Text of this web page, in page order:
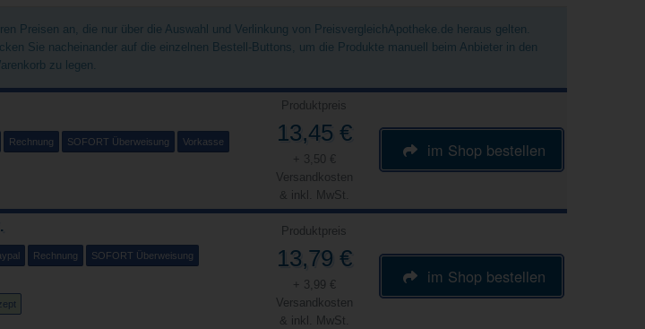
Preisen an, die nur über die Auswahl und Verlinkung von PreisvergleichApotheke.de heraus gelten.
Sie nacheinander auf die einzelnen Bestell-Buttons, um die Produkte manuell beim Anbieter in den
zu legen.
Rechnung SOFORT Überweisung Vorkasse
Produktpreis
13,45 €
+ 3,50 €
Versandkosten
& inkl. MwSt.
im Shop bestellen
Rechnung SOFORT Überweisung
Produktpreis
13,79 €
+ 3,99 €
Versandkosten
& inkl. MwSt.
im Shop bestellen